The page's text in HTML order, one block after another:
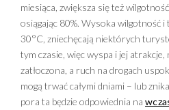
miesiąca, zwiększa się też
osiągając 80%. Wysoka wilgotność
30°C, zniechęcają niektórych
tym czasie, więc wyspa i jej
zatłoczona, a ruch na drogach
mogą trwać całymi dniami – lub
pora ta będzie odpowiednia na